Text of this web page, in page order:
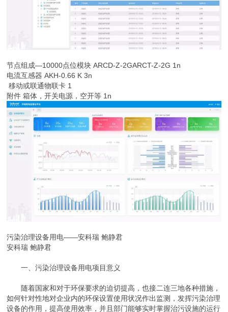
节点组成—10000点位模块 ARCD-Z-2GARCT-Z-2G 1n
电流互感器 AKH-0.66 K 3n
移动或联通物联卡 1
附件 箱体，开关电源，空开等 1n
污染治理设备用电——安科瑞 鲍静君
安科瑞 鲍静君
一、污染治理设备用电项目意义
随着国家和对于环保要求的迫切提高，也接二连三地各种措施，
如何针对性地对企业内的环保设置使用状况作出监测，发挥污染治理
设备的作用，提高使用效率，并且部门能够实时掌握治污设施的运行